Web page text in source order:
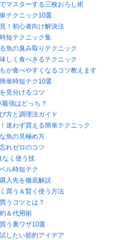
マスターする三枚おろし術
テクニック10選
！初心者向け解決法
短テクニック集
魚の臭み取りテクニック
しく食べきるテクニック
が食べやすくなるコツ教えます
単時短テク10選
見分けるコツ
強はどっち？
方と調理法ガイド
迷わず買える簡単テクニック
魚の見極め方
れゼロのコツ
なく使う技
ル時短テク
入先を徹底解説
買う＆賢く使う方法
うコツとは？
＆代用術
う裏ワザ10選
したい節約アイデア